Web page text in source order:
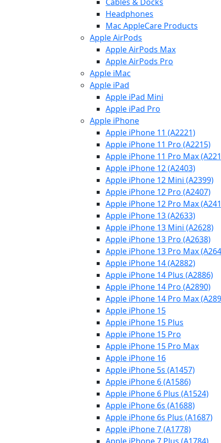
Headphones
Mac AppleCare Products
Apple AirPods
Apple AirPods Max
Apple AirPods Pro
Apple iMac
Apple iPad
Apple iPad Mini
Apple iPad Pro
Apple iPhone
Apple iPhone 11 (A2221)
Apple iPhone 11 Pro (A2215)
Apple iPhone 11 Pro Max
Apple iPhone 12 (A2403)
Apple iPhone 12 Mini (A2399)
Apple iPhone 12 Pro (A2407)
Apple iPhone 12 Pro Max
Apple iPhone 13 (A2633)
Apple iPhone 13 Mini (A2628)
Apple iPhone 13 Pro (A2638)
Apple iPhone 13 Pro Max
Apple iPhone 14 (A2882)
Apple iPhone 14 Plus (A2886)
Apple iPhone 14 Pro (A2890)
Apple iPhone 14 Pro Max
Apple iPhone 15
Apple iPhone 15 Plus
Apple iPhone 15 Pro
Apple iPhone 15 Pro Max
Apple iPhone 16
Apple iPhone 5s (A1457)
Apple iPhone 6 (A1586)
Apple iPhone 6 Plus (A1524)
Apple iPhone 6s (A1688)
Apple iPhone 6s Plus (A1687)
Apple iPhone 7 (A1778)